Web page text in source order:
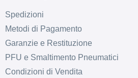
Spedizioni
Metodi di Pagamento
Garanzie e Restituzione
PFU e Smaltimento Pneumatici
Condizioni di Vendita